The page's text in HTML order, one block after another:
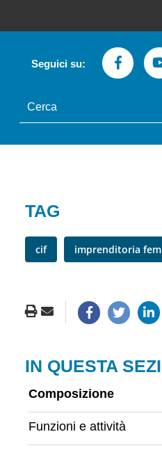
Seguici su:
testo
da
cercare
TAG
cif imprenditoria
IN QUESTA
Composizione
Funzioni e attività